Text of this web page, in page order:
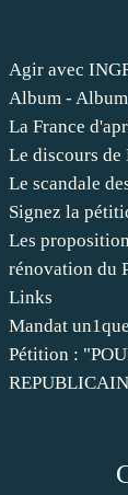
Agir avec
Album -
La France
Le discours
Le scandale
Signez la
Les
rénovation du
Links
Mandat
Pétition :